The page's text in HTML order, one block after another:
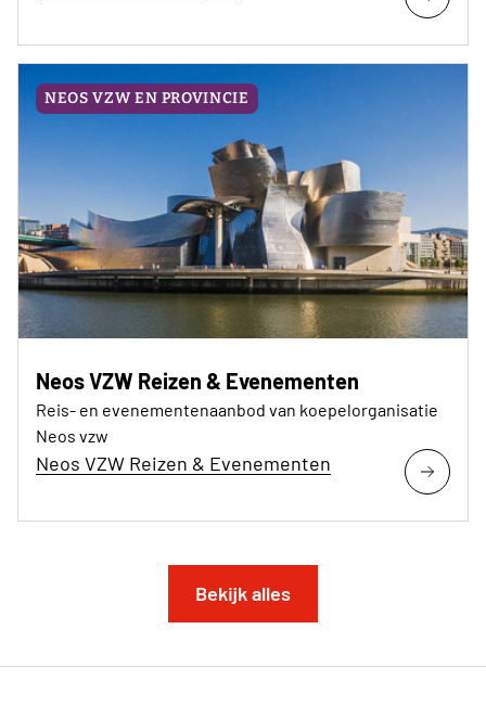
NEOS VZW EN PROVINCIE
Neos VZW Reizen & Evenementen
Reis- en evenementenaanbod van koepelorganisatie
Neos vzw
Neos VZW Reizen & Evenementen
Bekijk alles